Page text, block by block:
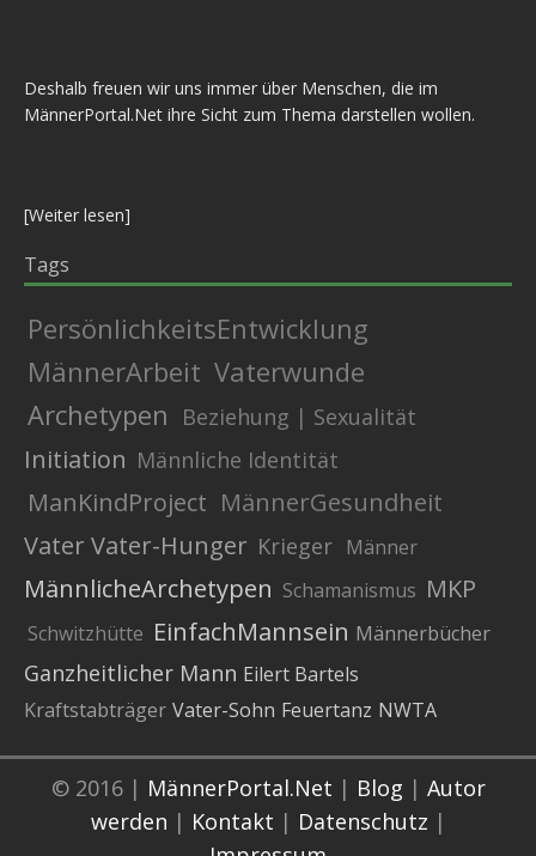
Deshalb freuen wir uns immer über Menschen, die im
MännerPortal.Net ihre Sicht zum Thema darstellen wollen.
[Weiter lesen]
Tags
PersönlichkeitsEntwicklung
MännerArbeit Vaterwunde
Archetypen
Beziehung | Sexualität
Initiation Männliche Identität
ManKindProject MännerGesundheit
Vater Vater-Hunger Krieger Männer
MännlicheArchetypen Schamanismus MKP
Schwitzhütte EinfachMannsein Männerbücher
Ganzheitlicher Mann Eilert Bartels
Kraftstabträger Vater-Sohn Feuertanz NWTA
© 2016 | MännerPortal.Net | Blog | Autor
werden | Kontakt | Datenschutz |